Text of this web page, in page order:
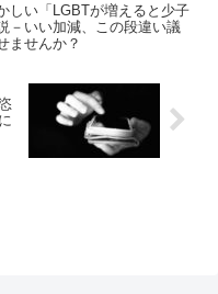
しい「LGBTが増えると少子
－いい加減、この段違い議
ませんか？